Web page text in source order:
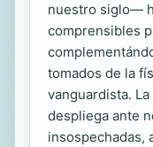
nuestro siglo—
comprensibles
tomados de la
vanguardista.
despliega ante
insospechadas,